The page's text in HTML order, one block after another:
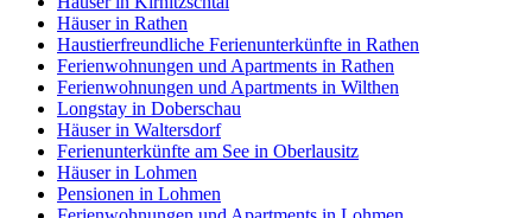
Häuser in Rathen
Haustierfreundliche Ferienunterkünfte in Rathen
Ferienwohnungen und Apartments in Rathen
Ferienwohnungen und Apartments in Wilthen
Longstay in Doberschau
Häuser in Waltersdorf
Ferienunterkünfte am See in Oberlausitz
Häuser in Lohmen
Pensionen in Lohmen